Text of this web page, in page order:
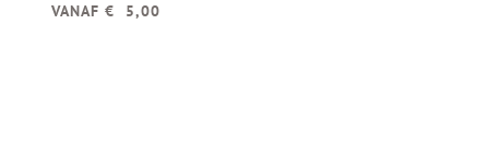
VANAF € 5,00